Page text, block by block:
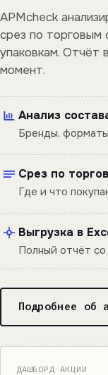
APMcheck
срез по торговым
упаковкам. Отчёт
момент.
Анализ
Бренды,
Срез по
Где и что
Выгрузка в
Полный отчёт
Подробнее об
ДАШБОРД АКЦИИ